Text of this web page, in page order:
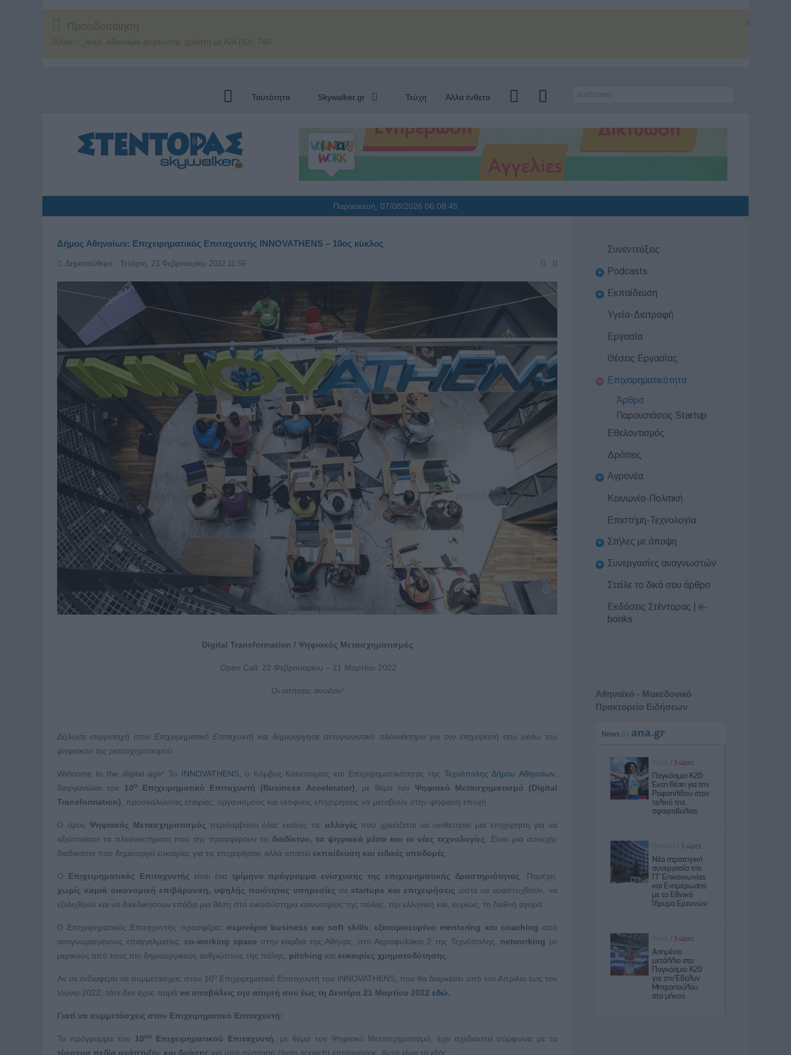
Προειδοποίηση
JUser: :_load: Αδυναμία φόρτωσης χρήστη με Α/Α (ID): 740
Ταυτότητα Skywalker.gr Τεύχη Άλλα ένθετα
Παρασκευή, 07/08/2026 06:08:46
Δήμος Αθηναίων: Επιχειρηματικός Επιταχυντής INNOVATHENS – 10ος κύκλος
Δημοσιεύθηκε : Τετάρτη, 23 Φεβρουαρίου 2022 11:56
Digital Transformation / Ψηφιακός Μετασχηματισμός
Open Call: 22 Φεβρουαρίου – 21 Μαρτίου 2022
Οι αιτήσεις άνοιξαν!
Δήλωσε συμμετοχή στον Επιχειρηματικό Επιταχυντή και δημιούργησε ανταγωνιστικό πλεονέκτημα για την επιχείρησή σου μέσω του
ψηφιακού της μετασχηματισμού
Welcome to the digital age! Το INNOVATHENS, ο Κόμβος Καινοτομίας και Επιχειρηματικότητας της Τεχνόπολης Δήμου Αθηναίων,
διοργανώνει τον 10ο Επιχειρηματικό Επιταχυντή (Business Accelerator), με θέμα τον Ψηφιακό Μετασχηματισμό (Digital
Transformation), προσκαλώντας εταιρίες, οργανισμούς και νεοφυείς επιχειρήσεις να μεταβούν στην ψηφιακή εποχή.
Ο όρος Ψηφιακός Μετασχηματισμός περιλαμβάνει όλες εκείνες τις αλλαγές που χρειάζεται να υιοθετήσει μια επιχείρηση για να
αξιοποιήσει τα πλεονεκτήματα που της προσφέρουν το διαδίκτυο, τα ψηφιακά μέσα και οι νέες τεχνολογίες. Είναι μια συνεχής
διαδικασία που δημιουργεί ευκαιρίες για τις επιχειρήσεις αλλά απαιτεί εκπαίδευση και ειδικές υποδομές.
Ο Επιχειρηματικός Επιταχυντής είναι ένα τρίμηνο πρόγραμμα ενίσχυσης της επιχειρηματικής δραστηριότητας. Παρέχει,
χωρίς καμιά οικονομική επιβάρυνση, υψηλής ποιότητας υπηρεσίες σε startups και επιχειρήσεις ώστε να αναπτυχθούν, να
εξελιχθούν και να διεκδικήσουν επάξια μια θέση στο οικοσύστημα καινοτομίας της πόλης, την ελληνική και, κυρίως, τη διεθνή αγορά.
Ο Επιχειρηματικός Επιταχυντής προσφέρει: σεμινάρια business και soft skills, εξατομικευμένο mentoring και coaching από
αναγνωρισμένους επαγγελματίες, co-working space στην καρδιά της Αθήνας, στο Αεριοφυλάκιο 2 της Τεχνόπολης, networking με
μερικούς από τους πιο δημιουργικούς ανθρώπους της πόλης, pitching και ευκαιρίες χρηματοδότησης.
Αν σε ενδιαφέρει να συμμετάσχεις στον 10ο Επιχειρηματικό Επιταχυντή του INNOVATHENS, που θα διαρκέσει από τον Απρίλιο έως τον
Ιούνιο 2022, τότε δεν έχεις παρά να υποβάλεις την αίτησή σου έως τη Δευτέρα 21 Μαρτίου 2022 εδώ.
Γιατί να συμμετάσχεις στον Επιχειρηματικό Επιταχυντή:
Το πρόγραμμα του 10ου Επιχειρηματικού Επιταχυντή, με θέμα τον Ψηφιακό Μετασχηματισμό, έχει σχεδιαστεί σύμφωνα με τα
τέσσερα πεδία ανάπτυξης και δράσης για υπό σύσταση (from scratch) επιχειρήσεις. Αυτά είναι τα εξής:
Συνεντεύξεις
Podcasts
Εκπαίδευση
Υγεία-Διατροφή
Εργασία
Θέσεις Εργασίας
Επιχειρηματικότητα
Άρθρα
Παρουσιάσεις Startup
Εθελοντισμός
Δράσεις
Αγρονέα
Κοινωνία-Πολιτική
Επιστήμη-Τεχνολογία
Στήλες με άποψη
Συνεργασίες αναγνωστών
Στείλε το δικό σου άρθρο
Εκδόσεις Στέντορας | e-
books
Αθηναϊκό - Μακεδονικό
Πρακτορείο Ειδήσεων